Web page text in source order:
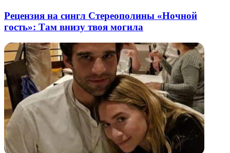
Рецензия на сингл Стереополины «Ночной
гость»: Там внизу твоя могила